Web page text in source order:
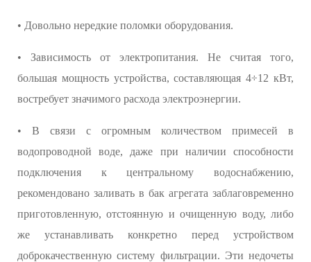
• Довольно нередкие поломки оборудования.
• Зависимость от электропитания. Не считая того,
большая мощность устройства, составляющая 4÷12 кВт,
востребует значимого расхода электроэнергии.
• В связи с огромным количеством примесей в
водопроводной воде, даже при наличии способности
подключения к центральному водоснабжению,
рекомендовано заливать в бак агрегата заблаговременно
приготовленную, отстоянную и очищенную воду, либо
же устанавливать конкретно перед устройством
доброкачественную систему фильтрации. Эти недочеты